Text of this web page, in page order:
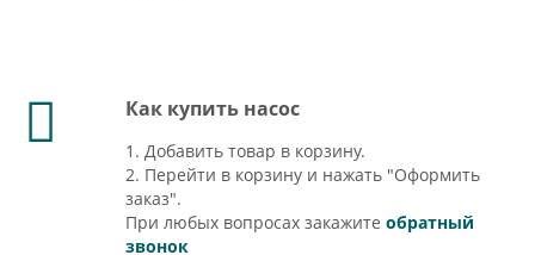
Как купить насос
1. Добавить товар в корзину.
2. Перейти в корзину и нажать "Оформить
заказ".
При любых вопросах закажите обратный
звонок